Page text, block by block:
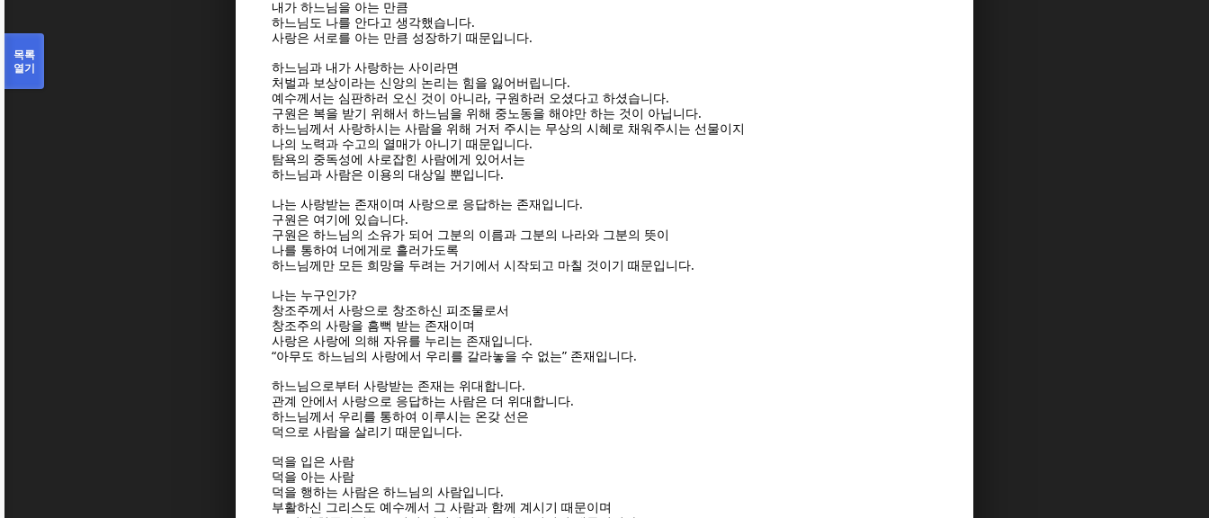
내가 하느님을 아는 만큼
하느님도 나를 안다고 생각했습니다.
사랑은 서로를 아는 만큼 성장하기 때문입니다.
하느님과 내가 사랑하는 사이라면
처벌과 보상이라는 신앙의 논리는 힘을 잃어버립니다.
예수께서는 심판하러 오신 것이 아니라, 구원하러 오셨다고 하셨습니다.
구원은 복을 받기 위해서 하느님을 위해 중노동을 해야만 하는 것이 아닙니다.
하느님께서 사랑하시는 사람을 위해 거저 주시는 무상의 시혜로 채워주시는 선물이지
나의 노력과 수고의 열매가 아니기 때문입니다.
탐욕의 중독성에 사로잡힌 사람에게 있어서는
하느님과 사람은 이용의 대상일 뿐입니다.
나는 사랑받는 존재이며 사랑으로 응답하는 존재입니다.
구원은 여기에 있습니다.
구원은 하느님의 소유가 되어 그분의 이름과 그분의 나라와 그분의 뜻이
나를 통하여 너에게로 흘러가도록
하느님께만 모든 희망을 두려는 거기에서 시작되고 마칠 것이기 때문입니다.
나는 누구인가?
창조주께서 사랑으로 창조하신 피조물로서
창조주의 사랑을 흠뻑 받는 존재이며
사랑은 사랑에 의해 자유를 누리는 존재입니다.
“아무도 하느님의 사랑에서 우리를 갈라놓을 수 없는” 존재입니다.
하느님으로부터 사랑받는 존재는 위대합니다.
관계 안에서 사랑으로 응답하는 사람은 더 위대합니다.
하느님께서 우리를 통하여 이루시는 온갖 선은
덕으로 사람을 살리기 때문입니다.
덕을 입은 사람
덕을 아는 사람
덕을 행하는 사람은 하느님의 사람입니다.
부활하신 그리스도 예수께서 그 사람과 함께 계시기 때문이며
목록
열기